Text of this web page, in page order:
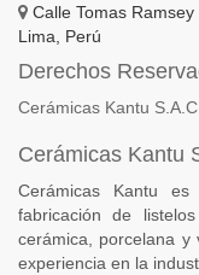
Calle Tomas
Lima, Perú
Derechos
Cerámicas Kantu S.A.C.
Cerámicas Kantu
Cerámicas Kantu
fabricación de
cerámica, porcelana
experiencia en la